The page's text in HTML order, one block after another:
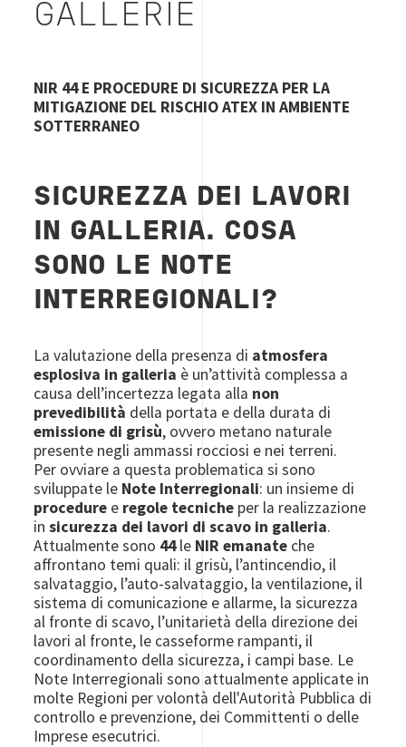
GALLERIE
NIR 44 E PROCEDURE DI SICUREZZA PER LA
MITIGAZIONE DEL RISCHIO ATEX IN AMBIENTE
SOTTERRANEO
SICUREZZA DEI LAVORI
IN GALLERIA. COSA
SONO LE NOTE
INTERREGIONALI?
La valutazione della presenza di atmosfera
esplosiva in galleria è un’attività complessa a
causa dell’incertezza legata alla non
prevedibilità della portata e della durata di
emissione di grisù, ovvero metano naturale
presente negli ammassi rocciosi e nei terreni.
Per ovviare a questa problematica si sono
sviluppate le Note Interregionali: un insieme di
procedure e regole tecniche per la realizzazione
insicurezza dei lavori di scavo in galleria.
Attualmente sono 44le NIR emanate che
affrontano temi quali: il grisù, l’antincendio, il
salvataggio, l’auto-salvataggio, la ventilazione, il
sistema di comunicazione e allarme, la sicurezza
al fronte di scavo, l’unitarietà della direzione dei
lavori al fronte, le casseforme rampanti, il
coordinamento della sicurezza, i campi base. Le
Note Interregionali sono attualmente applicate in
molte Regioni per volontà dell'Autorità Pubblica di
controllo e prevenzione, dei Committenti o delle
Imprese esecutrici.